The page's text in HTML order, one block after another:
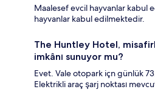
Maalesef evcil hayvanlar kabul
hayvanlar kabul edilmektedir.
The Huntley Hotel,
imkânı sunuyor mu?
Evet. Vale otopark içn günlük
Elektrikli araç şarj noktası